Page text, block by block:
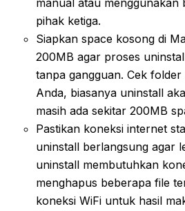
manual atau
pihak ketiga.
Siapkan space kosong di
200MB agar proses
tanpa gangguan. Cek
Anda, biasanya uninstall
masih ada sekitar 200MB
Pastikan koneksi internet
uninstall berlangsung agar
uninstall membutuhkan
menghapus beberapa file
koneksi WiFi untuk hasil